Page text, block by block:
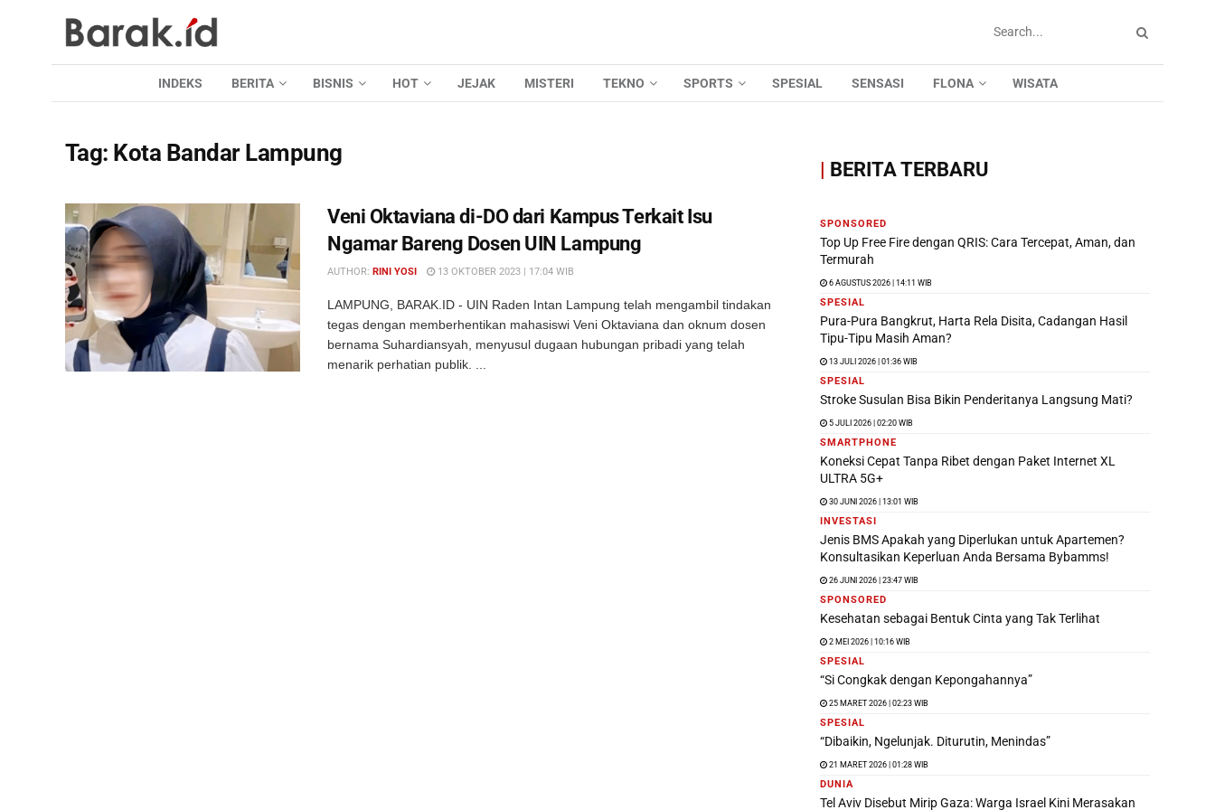
INDEKS BERITA BISNIS HOT JEJAK MISTERI TEKNO SPORTS SPESIAL SENSASI FLONA WISATA
Tag: Kota Bandar Lampung
Veni Oktaviana di-DO dari Kampus Terkait Isu
Ngamar Bareng Dosen UIN Lampung
AUTHOR: RINI YOSI 13 OKTOBER 2023 | 17:04 WIB
LAMPUNG, BARAK.ID - UIN Raden Intan Lampung telah mengambil tindakan
tegas dengan memberhentikan mahasiswi Veni Oktaviana dan oknum dosen
bernama Suhardiansyah, menyusul dugaan hubungan pribadi yang telah
menarik perhatian publik. ...
| BERITA TERBARU
SPONSORED
Top Up Free Fire dengan QRIS: Cara Tercepat, Aman, dan
Termurah
6 AGUSTUS 2026 | 14:11 WIB
SPESIAL
Pura-Pura Bangkrut, Harta Rela Disita, Cadangan Hasil
Tipu-Tipu Masih Aman?
13 JULI 2026 | 01:36 WIB
SPESIAL
Stroke Susulan Bisa Bikin Penderitanya Langsung Mati?
5 JULI 2026 | 02:20 WIB
SMARTPHONE
Koneksi Cepat Tanpa Ribet dengan Paket Internet XL
ULTRA 5G+
30 JUNI 2026 | 13:01 WIB
INVESTASI
Jenis BMS Apakah yang Diperlukan untuk Apartemen?
Konsultasikan Keperluan Anda Bersama Bybamms!
26 JUNI 2026 | 23:47 WIB
SPONSORED
Kesehatan sebagai Bentuk Cinta yang Tak Terlihat
2 MEI 2026 | 10:16 WIB
SPESIAL
“Si Congkak dengan Kepongahannya”
25 MARET 2026 | 02:23 WIB
SPESIAL
“Dibaikin, Ngelunjak. Diturutin, Menindas”
21 MARET 2026 | 01:28 WIB
DUNIA
Tel Aviv Disebut Mirip Gaza: Warga Israel Kini Merasakan